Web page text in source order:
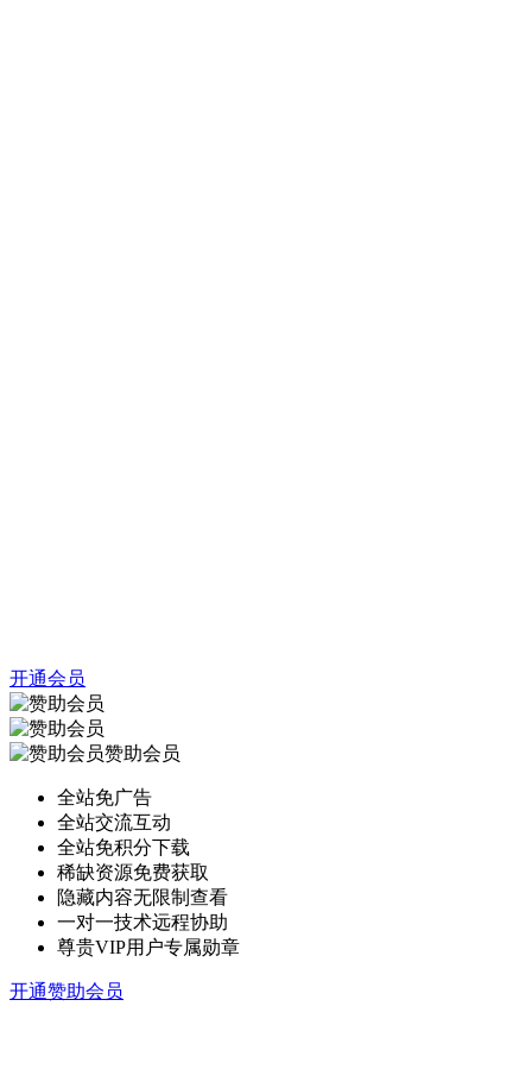
开通会员
赞助会员
全站免广告
全站交流互动
全站免积分下载
稀缺资源免费获取
隐藏内容无限制查看
一对一技术远程协助
尊贵VIP用户专属勋章
开通赞助会员